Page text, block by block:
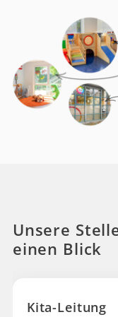
Unsere
einen Blick
Kita-Leitung